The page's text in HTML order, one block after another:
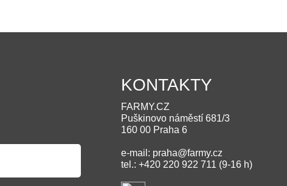
KONTAKTY
FARMY.CZ
Puškinovo náměstí 681/3
160 00 Praha 6
e-mail: praha@farmy.cz
tel.: +420 220 922 711 (9-16 h)